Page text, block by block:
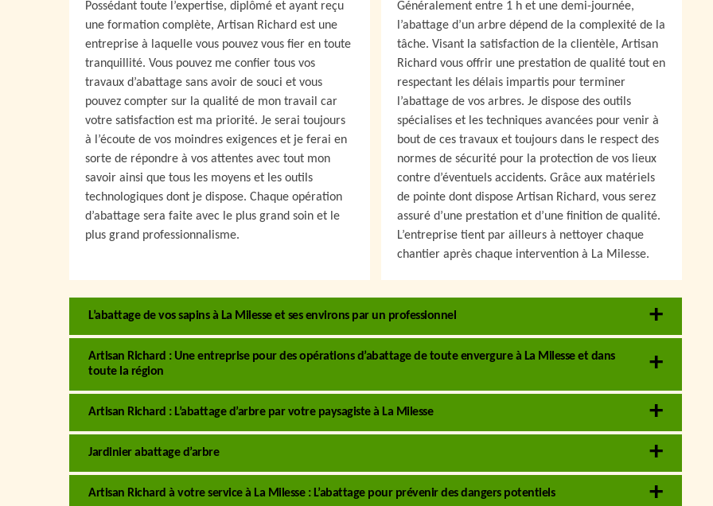
Possédant toute l’expertise, diplômé et ayant reçu
une formation complète, Artisan Richard est une
entreprise à laquelle vous pouvez vous fier en toute
tranquillité. Vous pouvez me confier tous vos
travaux d’abattage sans avoir de souci et vous
pouvez compter sur la qualité de mon travail car
votre satisfaction est ma priorité. Je serai toujours
à l’écoute de vos moindres exigences et je ferai en
sorte de répondre à vos attentes avec tout mon
savoir ainsi que tous les moyens et les outils
technologiques dont je dispose. Chaque opération
d’abattage sera faite avec le plus grand soin et le
plus grand professionnalisme.
Généralement entre 1 h et une demi-journée,
l’abattage d’un arbre dépend de la complexité de la
tâche. Visant la satisfaction de la clientèle, Artisan
Richard vous offrir une prestation de qualité tout en
respectant les délais impartis pour terminer
l’abattage de vos arbres. Je dispose des outils
spécialises et les techniques avancées pour venir à
bout de ces travaux et toujours dans le respect des
normes de sécurité pour la protection de vos lieux
contre d’éventuels accidents. Grâce aux matériels
de pointe dont dispose Artisan Richard, vous serez
assuré d’une prestation et d’une finition de qualité.
L’entreprise tient par ailleurs à nettoyer chaque
chantier après chaque intervention à La Milesse.
L’abattage de vos sapins à La Milesse et ses environs par un professionnel
Artisan Richard : Une entreprise pour des opérations d’abattage de toute envergure à La Milesse et dans
toute la région
Artisan Richard : L’abattage d’arbre par votre paysagiste à La Milesse
Jardinier abattage d’arbre
Artisan Richard à votre service à La Milesse : L’abattage pour prévenir des dangers potentiels